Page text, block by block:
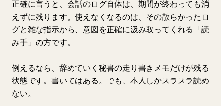
正確に言うと、会話のログ自体は、期間が終わっても消
えずに残ります。使えなくなるのは、その散らかったロ
グと雑な指示から、意図を正確に汲み取ってくれる「読
み手」の方です。
例えるなら、辞めていく秘書の走り書きメモだけが残る
状態です。書いてはある。でも、本人しかスラスラ読め
ない。